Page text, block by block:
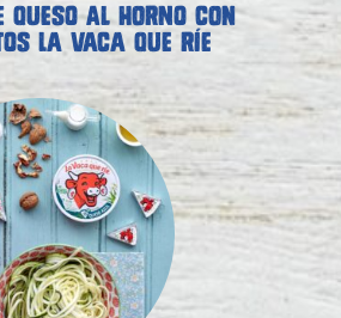
QUESO AL HORNO CON
LA VACA QUE RÍE